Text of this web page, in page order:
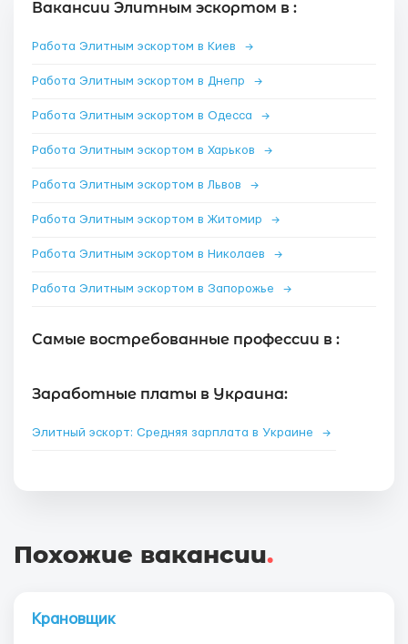
Вакансии Элитным эскортом в :
Работа Элитным эскортом в Киев →
Работа Элитным эскортом в Днепр →
Работа Элитным эскортом в Одесса →
Работа Элитным эскортом в Харьков →
Работа Элитным эскортом в Львов →
Работа Элитным эскортом в Житомир →
Работа Элитным эскортом в Николаев →
Работа Элитным эскортом в Запорожье →
Самые востребованные профессии в :
Заработные платы в Украина:
Элитный эскорт: Средняя зарплата в Украине →
Похожие вакансии.
Крановщик